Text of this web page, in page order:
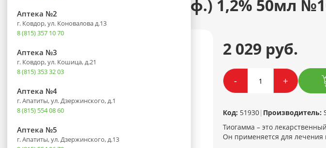
Аптека №2
г. Ковдор, ул. Коновалова д.13
8 (815) 357 10 70
Аптека №3
г. Ковдор, ул. Кошица, д.21
8 (815) 353 32 03
Аптека №4
г. Апатиты, ул. Дзержинского, д.1
8 (815) 554 08 60
Аптека №5
г. Апатиты, ул. Дзержинского, д.13
Тиогамма фл.(р-р д/инф.) 1,2% 50мл
2 029 руб.
- +
Код: 51930| Производитель:
Тиогамма – это
Он применяется для лечения